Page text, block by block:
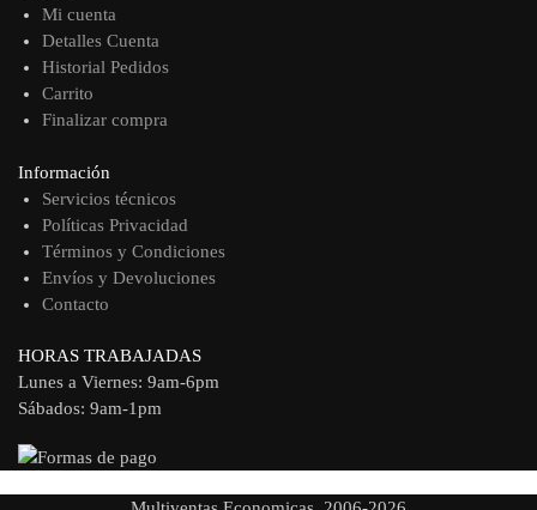
Mi cuenta
Detalles Cuenta
Historial Pedidos
Carrito
Finalizar compra
Información
Servicios técnicos
Políticas Privacidad
Términos y Condiciones
Envíos y Devoluciones
Contacto
HORAS TRABAJADAS
Lunes a Viernes: 9am-6pm
Sábados: 9am-1pm